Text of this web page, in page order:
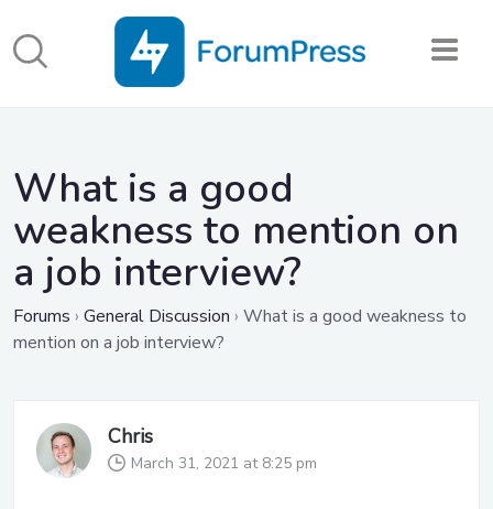
What is a good
weakness to mention on
a job interview?
Forums › General Discussion › What is a good weakness to
mention on a job interview?
Chris
March 31, 2021 at 8:25 pm